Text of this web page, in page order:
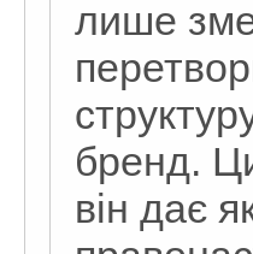
лише
бренд.
він дає